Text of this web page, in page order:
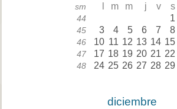
sm m m j v s
44 1
45 3 4 5 6 7 8
46 10 11 12 13 14 15
47 17 18 19 20 21 22
48 24 25 26 27 28 29
diciembre